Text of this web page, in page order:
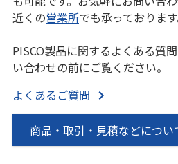
近くの営業所でも承っております
PISCO製品に関するよくある質
い合わせの前にご覧ください。
よくあるご質問
商品・取引・見積などについ